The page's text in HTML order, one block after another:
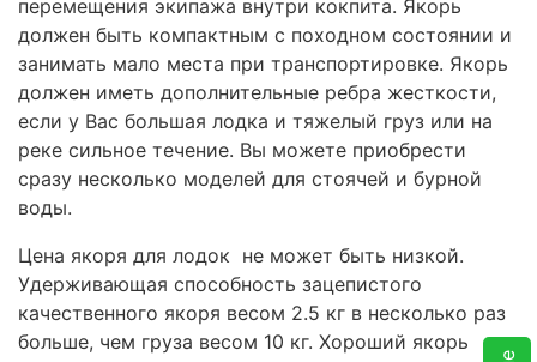
перемещения экипажа внутри кокпита. Якорь
должен быть компактным с походном состоянии и
занимать мало места при транспортировке. Якорь
должен иметь дополнительные ребра жесткости,
если у Вас большая лодка и тяжелый груз или на
реке сильное течение. Вы можете приобрести
сразу несколько моделей для стоячей и бурной
воды.
Цена якоря для лодок не может быть низкой.
Удерживающая способность зацепистого
качественного якоря весом 2.5 кг в несколько раз
больше, чем груза весом 10 кг. Хороший якорь